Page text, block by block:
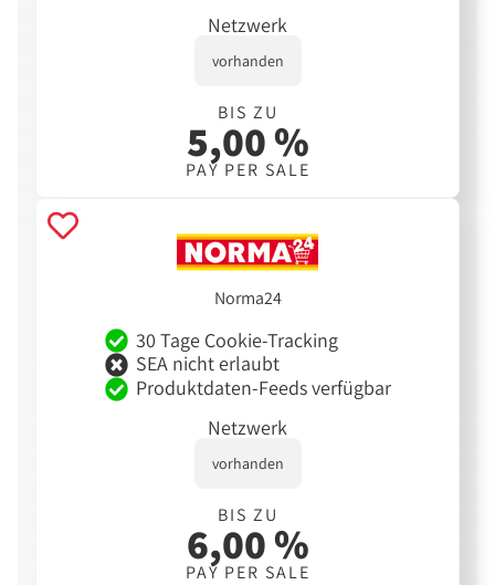
Netzwerk
vorhanden
BIS ZU
5,00 %
PAY PER SALE
Norma24
30 Tage Cookie-Tracking
SEA nicht erlaubt
Produktdaten-Feeds verfügbar
Netzwerk
vorhanden
BIS ZU
6,00 %
PAY PER SALE